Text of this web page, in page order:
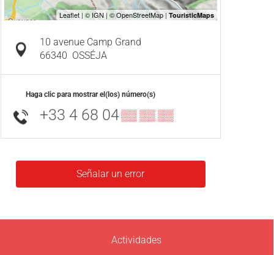
10 avenue Camp Grand
66340 OSSÉJA
Haga clic para mostrar el(los) número(s)
+33 4 68 04▒▒ ▒▒ ▒▒
Señalar un error
Actividades